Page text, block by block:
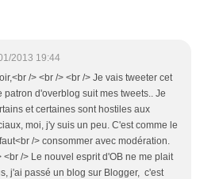
2013 19:44
/> <br /> <br /> Je vais tweeter cet
patron d'overblog suit mes tweets.. Je
et certaines sont hostiles aux
moi, j'y suis un peu. C'est comme le
/> consommer avec modération.
<br /> Le nouvel esprit d'OB ne me plait
j'ai passé un blog sur Blogger, c'est